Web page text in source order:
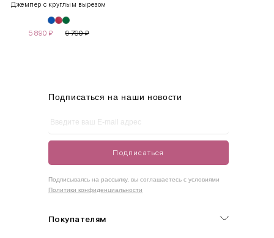
Джемпер с круглым вырезом
5 890 ₽ 9 790₽
42-50
Как правильно себя обмерить
Измеряется по самым выступающим точкам.
Покупателям
Подписаться на наши новости
Подписаться
Подписываясь на рассылку, вы соглашаетесь с условиями
Политики конфиденциальности